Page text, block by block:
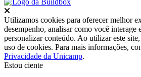
Utilizamos cookies para oferecer melhor
desempenho, analisar como você interage
personalizar conteúdo. Ao utilizar este
uso de cookies. Para mais informações,
Privacidade da Unicamp.
Estou ciente